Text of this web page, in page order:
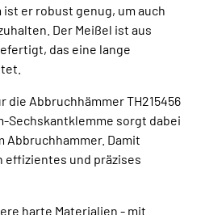
ist er robust genug, um auch
Der Meißel ist aus
das eine lange
die Abbruchhämmer TH215456
Sechskantklemme sorgt dabei
Abbruchhammer. Damit
effizientes und präzises
harte Materialien - mit